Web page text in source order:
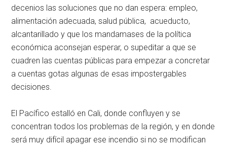
decenios las soluciones que no dan espera: empleo,
alimentación adecuada, salud pública, acueducto,
alcantarillado y que los mandamases de la política
económica aconsejan esperar, o supeditar a que se
cuadren las cuentas públicas para empezar a concretar
a cuentas gotas algunas de esas impostergables
decisiones.
El Pacífico estalló en Cali, donde confluyen y se
concentran todos los problemas de la región, y en donde
será muy difícil apagar ese incendio si no se modifican